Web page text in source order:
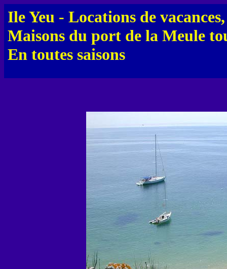
Ile Yeu - Locations de
Maisons du port de la Meule
En toutes saisons